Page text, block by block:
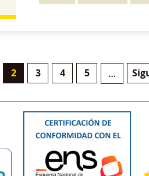
Página actual
2 Página
3 Página
4 Página
5 …